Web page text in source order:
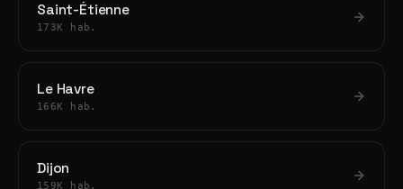
Saint-Étienne
173K hab.
Le Havre
166K hab.
Dijon
159K hab.